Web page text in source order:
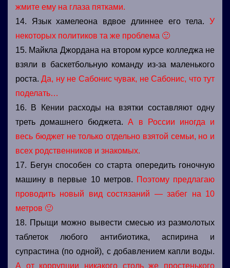
жмите ему на глаза пятками.
14. Язык хамелеона вдвое длиннее его тела. У
некоторых политиков та же проблема 🙂
15. Майкла Джордана на втором курсе колледжа не
взяли в баскетбольную команду из-за маленького
роста.Да, ну не Сабонис чувак, не Сабонис, что тут
поделать…
16. В Кении расходы на взятки составляют одну
треть домашнего бюджета.А в России иногда и
весь бюджет не только отдельно взятой семьи, но и
всех родственников и знакомых.
17. Бегун способен со старта опередить гоночную
машину в первые 10 метров. Поэтому предлагаю
проводить новый вид состязаний — забег на 10
метров 🙂
18. Прыщи можно вывести смесью из размолотых
таблеток любого антибиотика, аспирина и
супрастина (по одной), с добавлением капли воды.
А от коррупции никакого столь же простенького